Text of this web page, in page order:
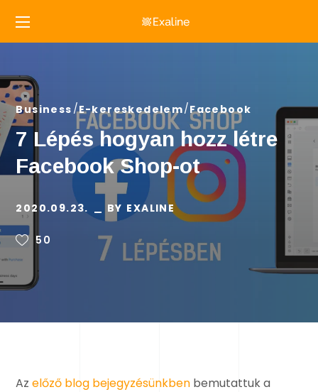
Business E-kereskedelem Facebook
7 Lépés hogyan hozz létre
Facebook Shop-ot
2020.09.23. BY EXALINE
50
Azelőző blog bejegyzésünkben bemutattuk a